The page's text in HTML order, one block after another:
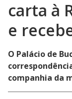
carta à
e
O Palácio de
companhia da